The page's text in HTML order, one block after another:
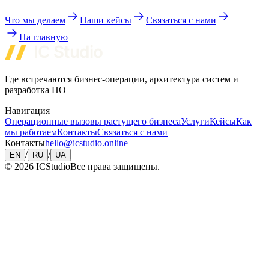
Что мы делаем Наши кейсы
Связаться с нами
На главную
Где встречаются бизнес-операции, архитектура систем и
разработка ПО
Навигация
Операционные вызовы растущего бизнесаУслугиКейсыКак
мы работаемКонтактыСвязаться с нами
Контактыhello@icstudio.online
EN / RU / UA
© 2026 ICStudioВсе права защищены.